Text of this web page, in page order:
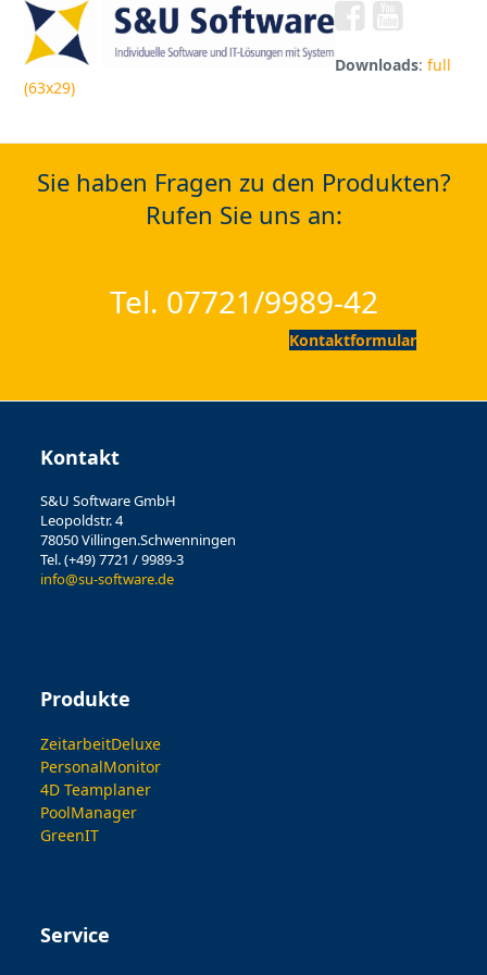
Skip
content
Open
mobile
menu
Close
mobile
menu
Downloads:full
(63x29)
Sie haben Fragen zu den Produkten?
Rufen Sie uns an:
Tel. 07721/9989-42
Kontaktformular
Kontakt
S&U Software GmbH
Leopoldstr. 4
78050 Villingen.Schwenningen
Tel. (+49) 7721 / 9989-3
info@su-software.de
Produkte
ZeitarbeitDeluxe
PersonalMonitor
4D Teamplaner
PoolManager
GreenIT
Service